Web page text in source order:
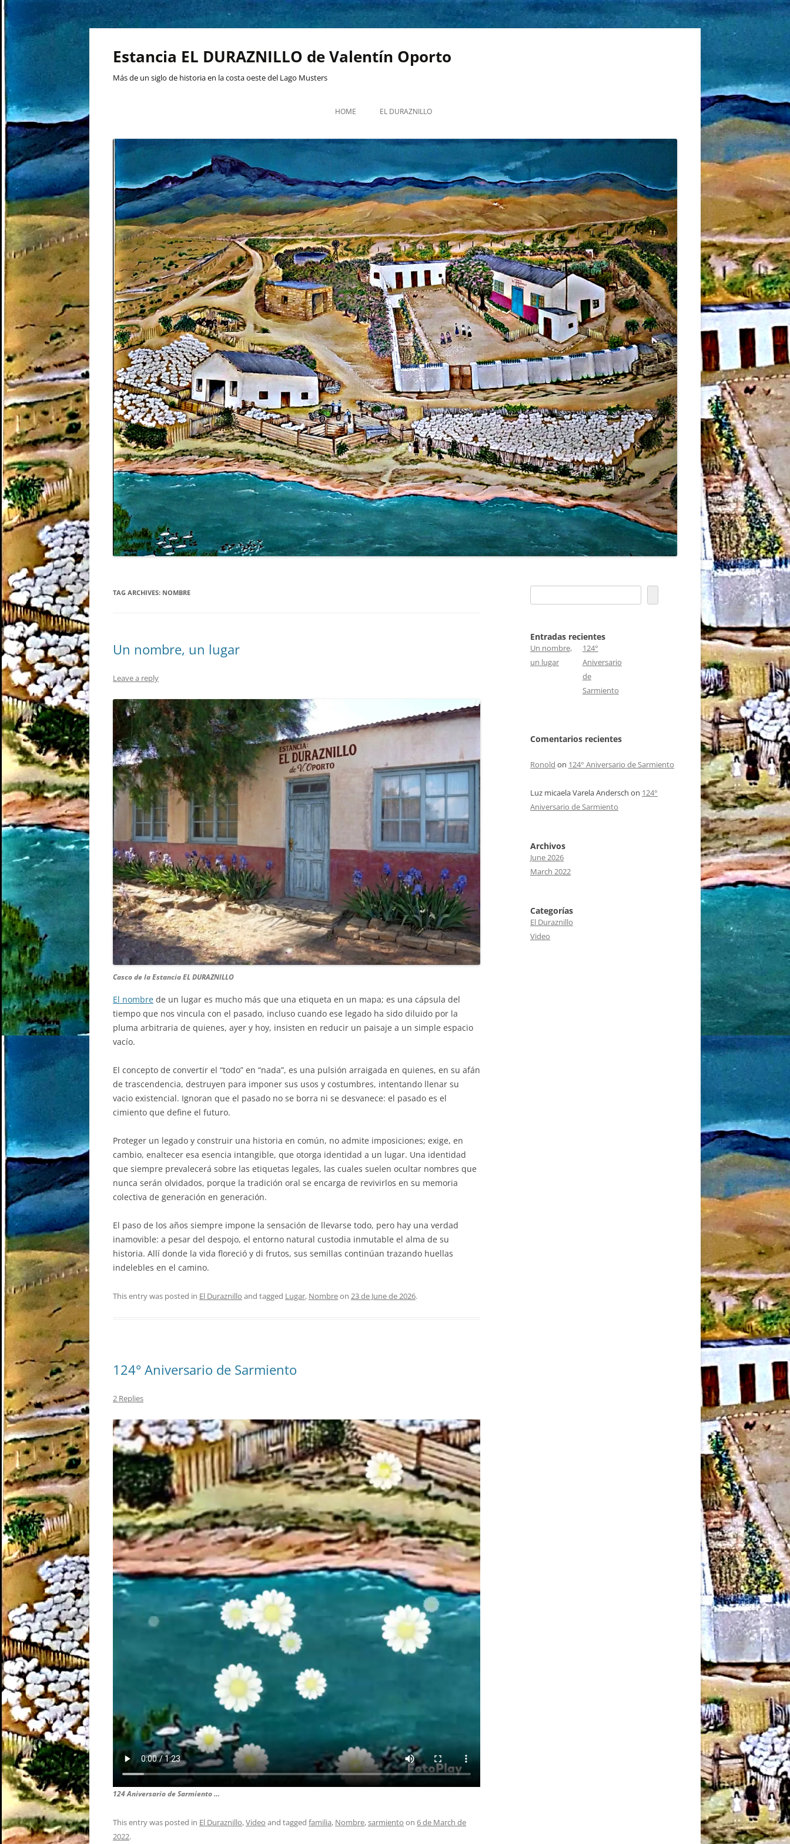
Skip
Estancia EL DURAZNILLO de Valentín Oporto
Más de un siglo de historia en la costa oeste del Lago Musters
HOME EL DURAZNILLO
TAG ARCHIVES: NOMBRE
Un nombre, un lugar
Leave a reply
Casco de la Estancia EL DURAZNILLO
El nombre de un lugar es mucho más que una etiqueta en un mapa; es una cápsula del
tiempo que nos vincula con el pasado, incluso cuando ese legado ha sido diluido por la
pluma arbitraria de quienes, ayer y hoy, insisten en reducir un paisaje a un simple espacio
vacío.
El concepto de convertir el “todo” en “nada”, es una pulsión arraigada en quienes, en su afán
de trascendencia, destruyen para imponer sus usos y costumbres, intentando llenar su
vacio existencial. Ignoran que el pasado no se borra ni se desvanece: el pasado es el
cimiento que define el futuro.
Proteger un legado y construir una historia en común, no admite imposiciones; exige, en
cambio, enaltecer esa esencia intangible, que otorga identidad a un lugar. Una identidad
que siempre prevalecerá sobre las etiquetas legales, las cuales suelen ocultar nombres que
nunca serán olvidados, porque la tradición oral se encarga de revivirlos en su memoria
colectiva de generación en generación.
El paso de los años siempre impone la sensación de llevarse todo, pero hay una verdad
inamovible: a pesar del despojo, el entorno natural custodia inmutable el alma de su
historia. Allí donde la vida floreció y di frutos, sus semillas continúan trazando huellas
indelebles en el camino.
This entry was posted in El Duraznillo and tagged Lugar, Nombreon 23 de June de 2026.
124° Aniversario de Sarmiento
2 Replies
124 Aniversario de Sarmiento …
This entry was posted in El Duraznillo,Video and tagged familia, Nombre,sarmiento on 6 de March de
2022.
S
a
Entradas recientes
Un nombre,
un lugar
124°
Aniversario
de
Sarmiento
Comentarios recientes
Ronold on 124° Aniversario de Sarmiento
Luz micaela Varela Andersch on 124°
Aniversario de Sarmiento
Archivos
June 2026
March 2022
Categorías
El Duraznillo
Video